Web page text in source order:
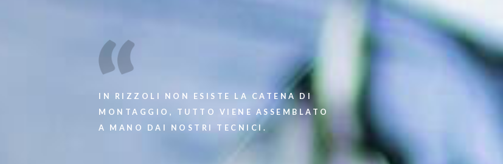
CUCINE
La potenza del fuoco
plasmata da passione e
tecnologia
STRUMENTI
NEWS
CONTATTI
area riservata
IN RIZZOLI NON ESISTE LA CATENA DI
MONTAGGIO, TUTTO VIENE ASSEMBLATO
A MANO DAI NOSTRI TECNICI.